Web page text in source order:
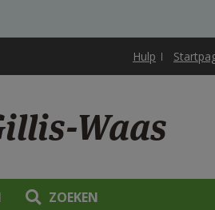
Hulp
Waas
ZOEKEN